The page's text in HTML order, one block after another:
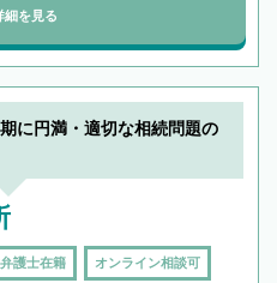
細を見る
に円満・適切な相続問題の
護士在籍 オンライン相談可